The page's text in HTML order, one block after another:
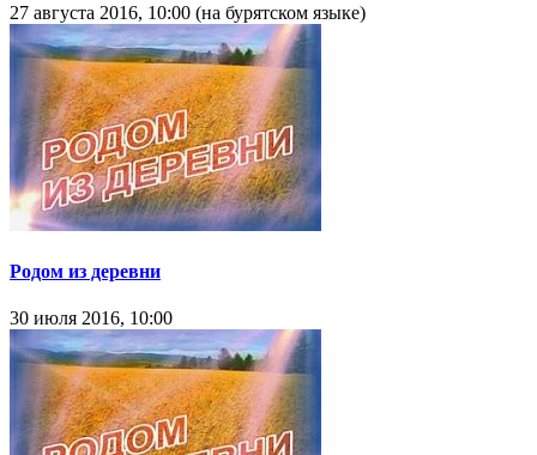
27 августа 2016, 10:00 (на бурятском языке)
Родом из деревни
30 июля 2016, 10:00